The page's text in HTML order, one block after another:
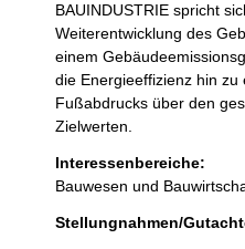
BAUINDUSTRIE spricht
Weiterentwicklung des
einem
die Energieeffizienz hin
Fußabdrucks über den
Zielwerten.
Interessenbereiche:
Bauwesen und
Stellungnahmen/